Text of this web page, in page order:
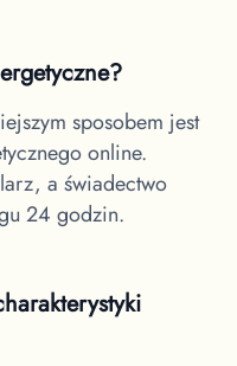
sposobem jest
online.
a świadectwo
24 godzin.